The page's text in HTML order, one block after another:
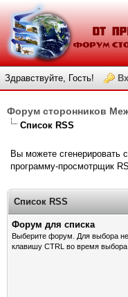
Здравствуйте, Гость!
Форум сторонников
Список RSS
Вы можете
программу-просмотрщик
Список RSS
Форум для списка
Выберите форум. Для выбора
клавишу CTRL во время